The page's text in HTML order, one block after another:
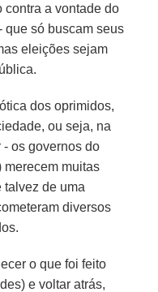
contra a vontade do
que só buscam seus
eleições sejam
dos oprimidos,
ou seja, na
os governos do
merecem muitas
talvez de uma
diversos
o que foi feito
e voltar atrás,